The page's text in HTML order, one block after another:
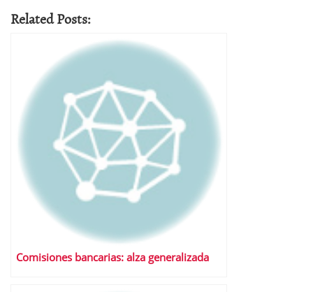
Related Posts:
Comisiones bancarias: alza generalizada